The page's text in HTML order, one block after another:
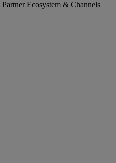
Ecosystem & Channels